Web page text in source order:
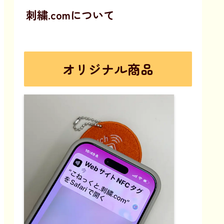
刺繍.comについて
オリジナル商品